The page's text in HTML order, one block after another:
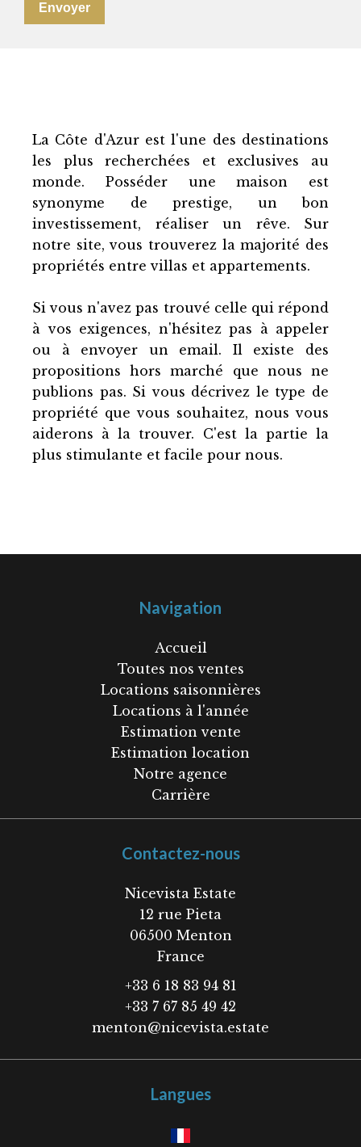
Envoyer
La Côte d'Azur est l'une des destinations
les plus recherchées et exclusives au
monde. Posséder une maison est
synonyme de prestige, un bon
investissement, réaliser un rêve. Sur
notre site, vous trouverez la majorité des
propriétés entre villas et appartements.
Si vous n'avez pas trouvé celle qui répond
à vos exigences, n'hésitez pas à appeler
ou à envoyer un email. Il existe des
propositions hors marché que nous ne
publions pas. Si vous décrivez le type de
propriété que vous souhaitez, nous vous
aiderons à la trouver. C'est la partie la
plus stimulante et facile pour nous.
Navigation
Accueil
Toutes nos ventes
Locations saisonnières
Locations à l'année
Estimation vente
Estimation location
Notre agence
Carrière
Contactez-nous
Nicevista Estate
12 rue Pieta
06500 Menton
France
+33 6 18 83 94 81
+33 7 67 85 49 42
menton@nicevista.estate
Langues